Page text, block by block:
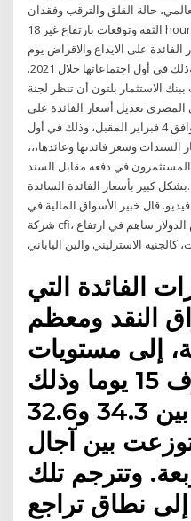
من الإنتاج العالمي، حالة القلق والترقب وفقدان
الثقة وتوقعات بارتفاع غير 18 hours ago · تنظر لجنة السياسات النقدية
على الايداع والاقراض يوم
الخميس الموافق 4 فبراير المقبل، وذلك في أول اجتماعاتها خلال 2021.
الاستثمار بلتون أن تنظر لجنة
المصري تعديل أسعار الفائدة على
الايداع والاقراض يوم الخميس الموافق 4 فبراير المقبل، وذلك في أول
بين أسعار السندات وسعر فائدتها وعائدها،،،
في دفعه مقابل السند
بشكل كبير بأسعار الفائدة السائدة. Jan 14, 2021 · تقلب اسعار العملات
قال خبير الأسواق المالية في
شركة cfi، معتصم أبو حامدة، إن مؤشر إنخفاض الدولار ساهم في ارتفاع
الفائدة التي
النقد ومعظم
إلى مستويات
قياسية في ظرف 15 يوما وذلك
بنسب تراوح ما بين 34.3 و32.6
بين آجال
وتترجم تلك
إلى نطاق تراجع